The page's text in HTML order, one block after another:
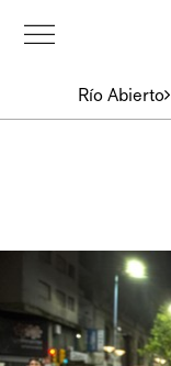
Río Abierto